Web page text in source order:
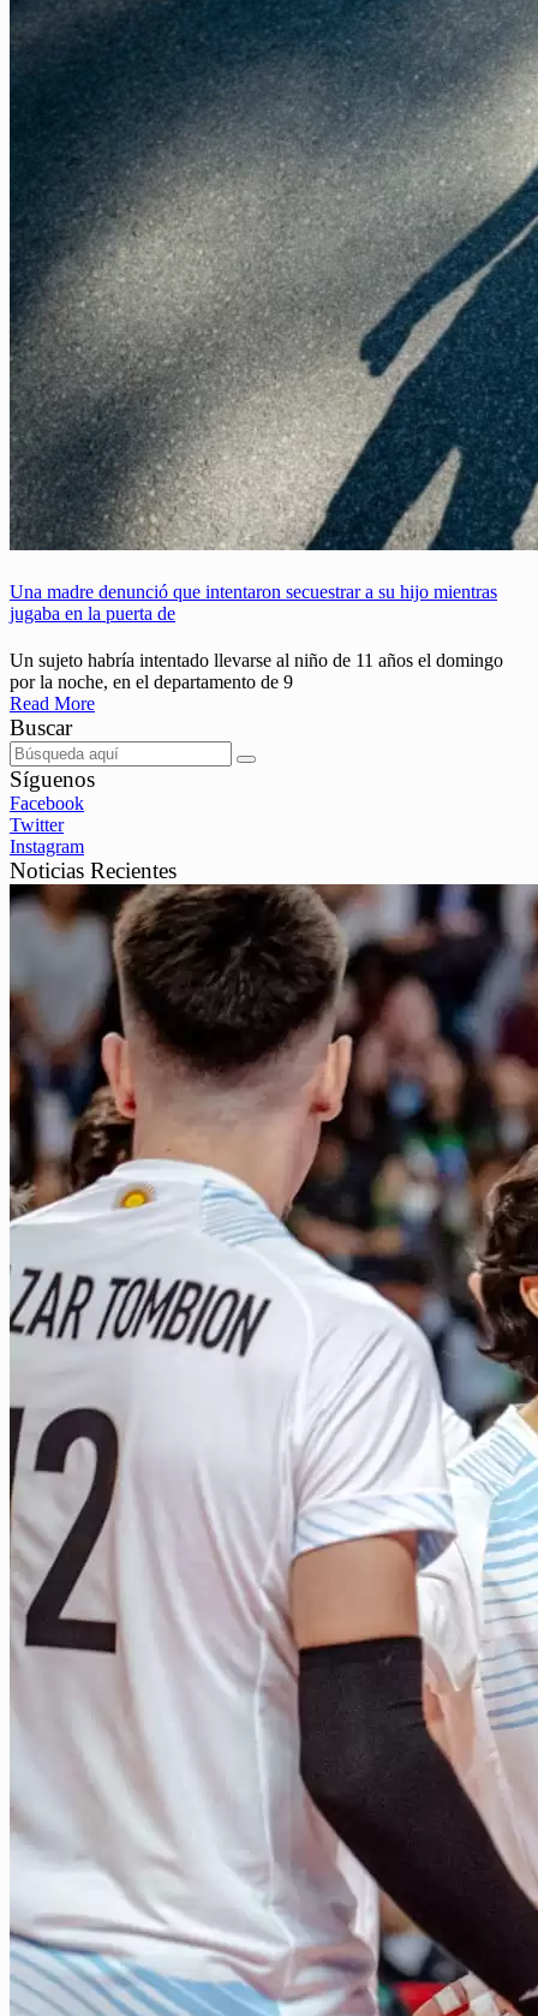
Una madre denunció que intentaron secuestrar a su hijo mientras
jugaba en la puerta de
Un sujeto habría intentado llevarse al niño de 11 años el domingo
por la noche, en el departamento de 9
Read More
Buscar
Síguenos
Facebook
Twitter
Instagram
Noticias Recientes